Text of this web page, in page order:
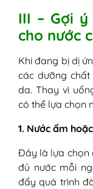
III – Gợi
cho nước
Khi đang bị dị
các dưỡng
da. Thay vì
có thể lựa chọn
1. Nước ấm
Đây là lựa chọn
đủ nước mỗi
đẩy quá trình